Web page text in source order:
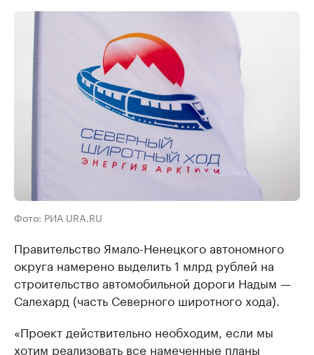
Фото: РИА URA.RU
Правительство Ямало-Ненецкого автономного
округа намерено выделить 1 млрд рублей на
строительство автомобильной дороги Надым —
Салехард (часть Северного широтного хода).
«Проект действительно необходим, если мы
хотим реализовать все намеченные планы